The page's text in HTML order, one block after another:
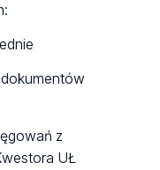
z
UŁ